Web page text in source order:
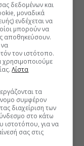
δεδομένων και
μοναδικά
ενδέχεται να
μπορούν να
αποθηκεύσουν.
τον ιστότοπο.
χρησιμοποιούμε
Λίστα
τα
συμφέρον
διαχείριση των
στο κάτω
ιστοτόπου, για να
σας στις